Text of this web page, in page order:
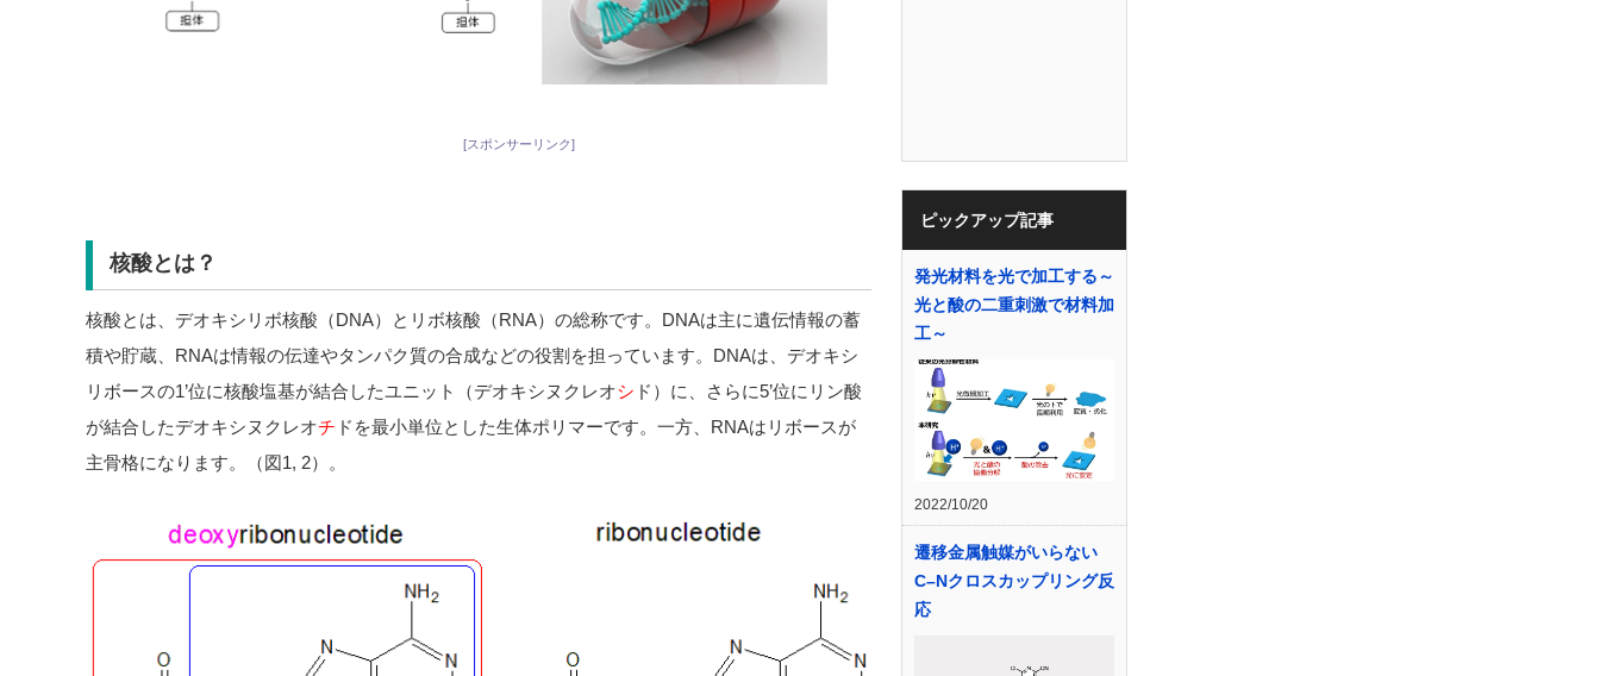
[スポンサーリンク]
核酸とは？
核酸とは、デオキシリボ核酸（DNA）とリボ核酸（RNA）の総称です。DNAは主に遺伝情報の蓄
積や貯蔵、RNAは情報の伝達やタンパク質の合成などの役割を担っています。DNAは、デオキシ
リボースの1’位に核酸塩基が結合したユニット（デオキシヌクレオシ ド）に、さらに5’位にリン酸
が結合したデオキシヌクレオチ ドを最小単位とした生体ポリマーです。一方、RNAはリボースが
主骨格になります。（図1, 2）。
ピックアップ記事
発光材料を光で加工する～
光と酸の二重刺激で材料加
工～
2022/10/20
遷移金属触媒がいらない
C–Nクロスカップリング反
応